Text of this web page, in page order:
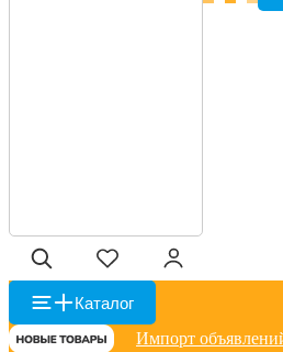
Каталог
Импорт